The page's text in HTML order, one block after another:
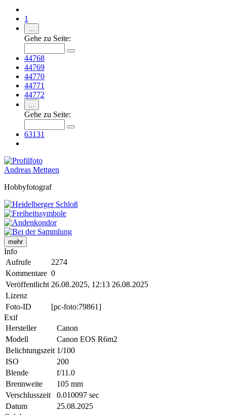
1
…
Gehe zu Seite:
44768
44769
44770
44771
44772
…
Gehe zu Seite:
63131
Andreas Mettgen
Hobbyfotograf
mehr
Info
Aufrufe
2274
Kommentare 0
Veröffentlicht 26.08.2025, 12:13 26.08.2025
Lizenz
Foto-ID
[pc-foto:79861]
Exif
Hersteller
Canon
Modell
Canon EOS R6m2
Belichtungszeit 1/100
ISO
200
Blende
f/11.0
Brennweite
105 mm
Verschlusszeit
0.010097 sec
Datum
25.08.2025